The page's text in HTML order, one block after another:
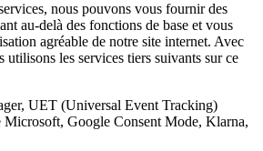
nous pouvons vous fournir des
au-delà des fonctions de base et vous
agréable de notre site internet. Avec
utilisons les services tiers suivants sur ce
UET (Universal Event Tracking)
Microsoft, Google Consent Mode, Klarna,